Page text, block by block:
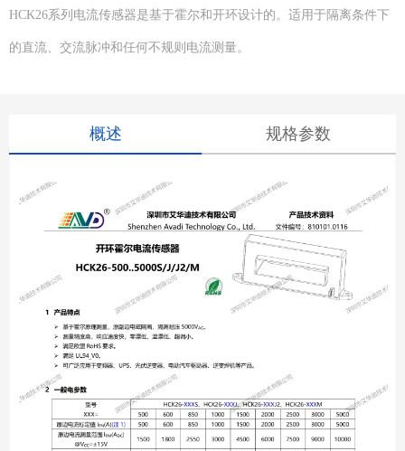
HCK26系列电流传感器是基于霍尔和开环设计的。适用于隔离条件下
的直流、交流脉冲和任何不规则电流测量。
概述 规格参数